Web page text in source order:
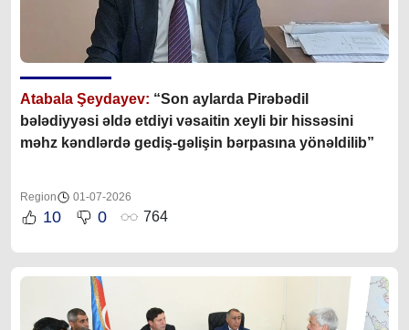
Atabala Şeydayev: “Son aylarda Pirəbədil
bələdiyyəsi əldə etdiyi vəsaitin xeyli bir hissəsini
məhz kəndlərdə gediş-gəlişin bərpasına yönəldilib”
Region 01-07-2026
10 0 764